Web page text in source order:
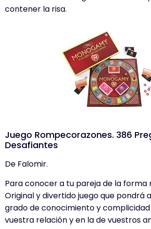
contener la risa.
Juego Rompecorazones. 386
Desafiantes
De Falomir.
Para conocer a tu pareja de la forma
Original y divertido juego que pondrá
grado de conocimiento y
vuestra relación y en la de vuestros